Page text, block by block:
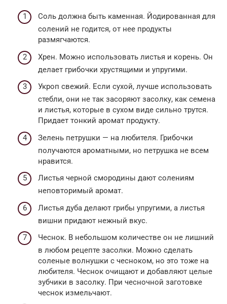
Соль должна быть каменная. Йодированная для
солений не годится, от нее продукты
размягчаются.
Хрен. Можно использовать листья и корень. Он
делает грибочки хрустящими и упругими.
Укроп свежий. Если сухой, лучше использовать
стебли, они не так засоряют засолку, как семена
и листья, которые в сухом виде сильно трутся.
Придает тонкий аромат продукту.
Зелень петрушки — на любителя. Грибочки
получаются ароматными, но петрушка не всем
нравится.
Листья черной смородины дают солениям
неповторимый аромат.
Листья дуба делают грибы упругими, а листья
вишни придают нежный вкус.
Чеснок. В небольшом количестве он не лишний
в любом рецепте засолки. Можно сделать
соленые волнушки с чесноком, но это тоже на
любителя. Чеснок очищают и добавляют целые
зубчики в засолку. При чесночной заготовке
чеснок измельчают.